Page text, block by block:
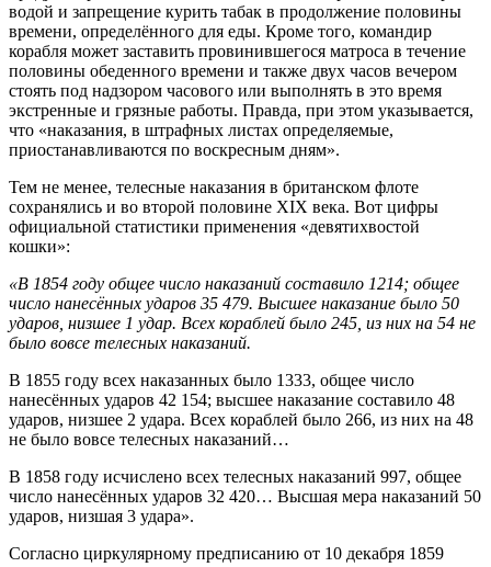
водой и запрещение курить табак в продолжение половины
времени, определённого для еды. Кроме того, командир
корабля может заставить провинившегося матроса в течение
половины обеденного времени и также двух часов вечером
стоять под надзором часового или выполнять в это время
экстренные и грязные работы. Правда, при этом указывается,
что «наказания, в штрафных листах определяемые,
приостанавливаются по воскресным дням».
Тем не менее, телесные наказания в британском флоте
сохранялись и во второй половине XIX века. Вот цифры
официальной статистики применения «девятихвостой
кошки»:
«В 1854 году общее число наказаний составило 1214; общее
число нанесённых ударов 35 479. Высшее наказание было 50
ударов, низшее 1 удар. Всех кораблей было 245, из них на 54 не
было вовсе телесных наказаний.
В 1855 году всех наказанных было 1333, общее число
нанесённых ударов 42 154; высшее наказание составило 48
ударов, низшее 2 удара. Всех кораблей было 266, из них на 48
не было вовсе телесных наказаний…
В 1858 году исчислено всех телесных наказаний 997, общее
число нанесённых ударов 32 420… Высшая мера наказаний 50
ударов, низшая 3 удара».
Согласно циркулярному предписанию от 10 декабря 1859